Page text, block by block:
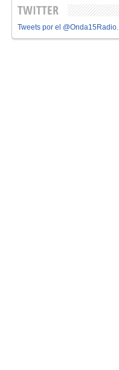
TWITTER
Tweets por el @Onda15Radio.